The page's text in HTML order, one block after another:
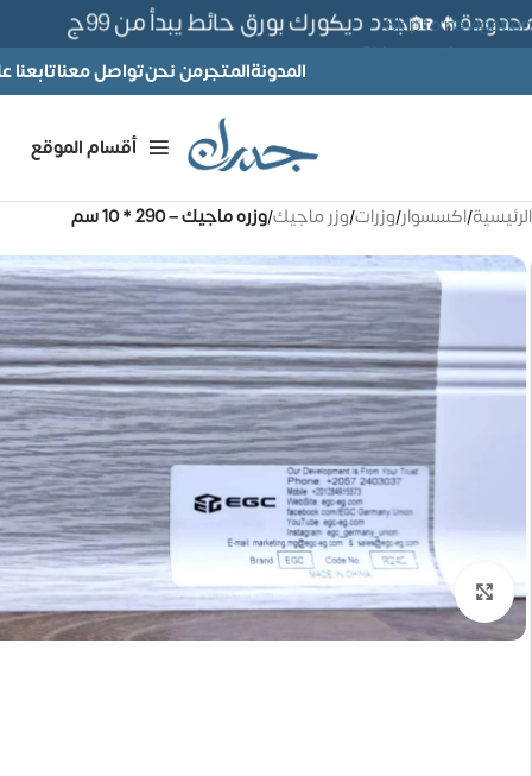
Skip to navigation
Skip to main content
🏡جدد ديكورك بورق حائط يبدأ من 99ج
المدونةالمتجرمن نحنتواصل معنا
أقسام الموقع
الرئيسية/اكسسوار/وزرات/وزر ماجيك/وزره ماجيك – 290 * 10 سم
تكبير الصورة